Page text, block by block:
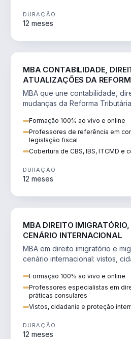
DURAÇÃO
12 meses
MBA CONTABILIDADE,
ATUALIZAÇÕES DA
MBA que une contabilidade,
mudanças da Reforma
Formação 100% ao vivo e online
Professores de referência em
legislação fiscal
Cobertura de CBS, IBS, ITCMD e
DURAÇÃO
12 meses
MBA DIREITO
CENÁRIO INTERNACIONAL
MBA em direito imigratório e
cenário internacional: vistos,
Formação 100% ao vivo e online
Professores especialistas em
práticas consulares
Vistos, cidadania e proteção
DURAÇÃO
12 meses